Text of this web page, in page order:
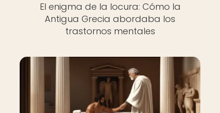
El enigma de la locura: Cómo la
Antigua Grecia abordaba los
trastornos mentales